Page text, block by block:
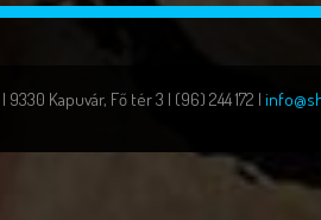
| 9330 Kapuvár, Fő tér 3 | (96) 244 172 |